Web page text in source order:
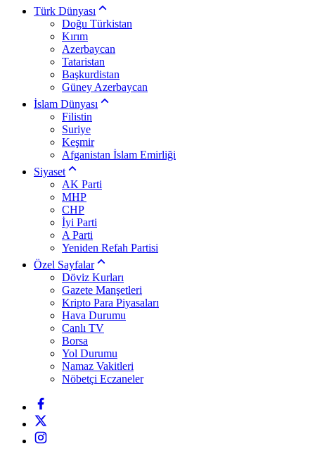
Türk Dünyası
Doğu Türkistan
Kırım
Azerbaycan
Tataristan
Başkurdistan
Güney Azerbaycan
İslam Dünyası
Filistin
Suriye
Keşmir
Afganistan İslam Emirliği
Siyaset
AK Parti
MHP
CHP
İyi Parti
A Parti
Yeniden Refah Partisi
Özel Sayfalar
Döviz Kurları
Gazete Manşetleri
Kripto Para Piyasaları
Hava Durumu
Canlı TV
Borsa
Yol Durumu
Namaz Vakitleri
Nöbetçi Eczaneler